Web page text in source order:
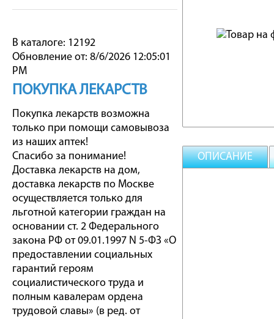
В каталоге: 12192
Обновление от: 8/6/2026 12:05:01
PM
ПОКУПКА ЛЕКАРСТВ
Покупка лекарств возможна
только при помощи самовывоза
из наших аптек!
Спасибо за понимание!
Доставка лекарств на дом,
доставка лекарств по Москве
осуществляется только для
льготной категории граждан на
основании ст. 2 Федерального
закона РФ от 09.01.1997 N 5-ФЗ «О
предоставлении социальных
гарантий героям
социалистического труда и
полным кавалерам ордена
трудовой славы» (в ред. от
ОПИСАНИЕ